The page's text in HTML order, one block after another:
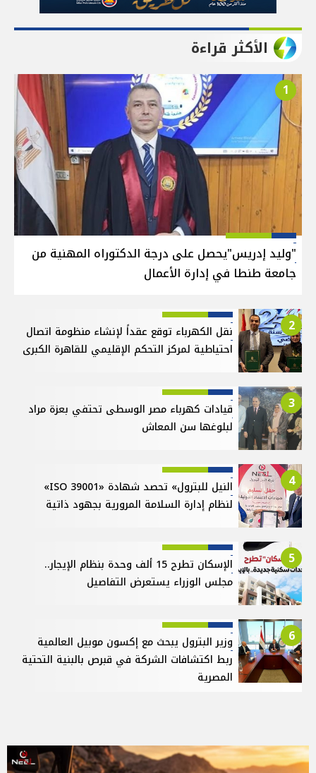
الأكثر قراءة
1
"وليد إدريس"يحصل على درجة الدكتوراه المهنية من
جامعة طنطا في إدارة الأعمال
2
نقل الكهرباء توقع عقداً لإنشاء منظومة اتصال
احتياطية لمركز التحكم الإقليمي للقاهرة الكبرى
3
قيادات كهرباء مصر الوسطى تحتفي بعزة مراد
لبلوغها سن المعاش
4
النيل للبترول» تحصد شهادة «ISO 39001»
لنظام إدارة السلامة المرورية بجهود ذاتية
5
الإسكان تطرح 15 ألف وحدة بنظام الإيجار..
مجلس الوزراء يستعرض التفاصيل
6
وزير البترول يبحث مع إكسون موبيل العالمية
ربط اكتشافات الشركة في قبرص بالبنية التحتية
المصرية